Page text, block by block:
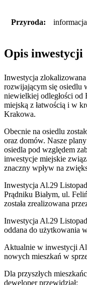
Przyroda:
Opis inwestycji
Inwestycja
rozwijającym się osiedlu
niewielkiej odległości od
miejską z łatwością i w
Krakowa.
Obecnie na osiedlu
oraz domów. Nasze
osiedla pod względem
inwestycje miejskie
znaczny wpływ na
Inwestycja Al.29
Prądniku Białym, ul.
została zrealizowana
Inwestycja Al.29
oddana do użytkowania
Aktualnie w inwestycji
nowych mieszkań w
Dla przyszłych
deweloper przewidział: